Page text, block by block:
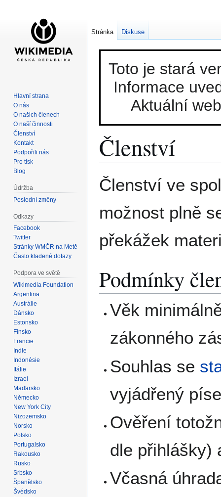
Toto je stará
Informace
Aktuální
Členství
Skočit
na
Skočit
na
Členství ve
možnost plně
překážek
Podmínky
Věk
zákonného
Souhlas se
vyjádřený
Ověření
dle přihlášky)
Včasná
Stránka Diskuse
Hlavní strana
O nás
O našich členech
O naší činnosti
Členství
Kontakt
Podpořili nás
Pro tisk
Blog
Údržba
Poslední změny
Odkazy
Facebook
Twitter
Stránky WMČR na Metě
Často kladené dotazy
Podpora ve světě
Wikimedia Foundation
Argentina
Austrálie
Dánsko
Estonsko
Finsko
Francie
Indie
Indonésie
Itálie
Izrael
Maďarsko
Německo
New York City
Nizozemsko
Norsko
Polsko
Portugalsko
Rakousko
Rusko
Srbsko
Španělsko
Švédsko